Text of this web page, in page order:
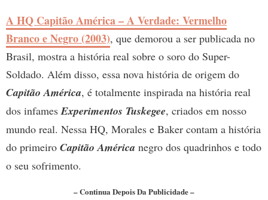
A HQ Capitão América – A Verdade: Vermelho
Branco e Negro (2003), que demorou a ser publicada no
Brasil, mostra a história real sobre o soro do Super-
Soldado. Além disso, essa nova história de origem do
Capitão América, é totalmente inspirada na história real
dos infamesExperimentos Tuskegee, criados em nosso
mundo real. Nessa HQ, Morales e Baker contam a história
do primeiro Capitão América negro dos quadrinhos e todo
o seu sofrimento.
– Continua Depois Da Publicidade –